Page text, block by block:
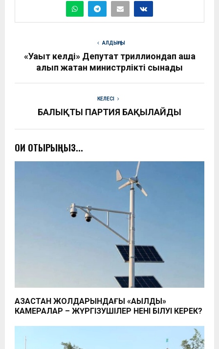
АЛДЫҢҒЫ
«Уақыт келді» Депутат триллиондап ақша
алып жатқан министрлікті сынады
КЕЛЕСІ
БАЛЫҚТЫ ПАРТИЯ БАҚЫЛАЙДЫ
ОҚИ ОТЫРЫҢЫЗ...
ҚАЗАҚСТАН ЖОЛДАРЫНДАҒЫ «АҚЫЛДЫ»
КАМЕРАЛАР – ЖҮРГІЗУШІЛЕР НЕНІ БІЛУІ КЕРЕК?